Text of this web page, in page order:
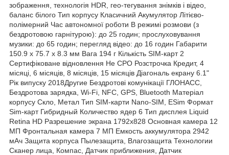
зображення, технологія HDR, гео-тегування знімків і відео,
баланс білого Тип корпусу Класичний Акумулятор Літієво-
полімерний Час автономної роботи В режимі розмови (з
бездротовою гарнітурою): до 25 годин; прослуховування
музики: до 65 годин; перегляд відео: до 16 годин Габарити
150.9 x 75.7 x 8.3 мм Вага 194 г Кількість SIM-карт 2
Сертифіковане відновлення Не CPO Розстрочка Кредит, 4
місяці, 6 місяців, 8 місяців, 15 місяців Діагональ екрану 6.1"
Рік випуску 2018Другие Бездротові комунікації ГЛОНАСС,
Бездротова зарядка, Wi-Fi, NFC, GPS, Bluetooth Матеріал
корпусу Скло, Метал Тип SIM-карти Nano-SIM, ESim Формат
Sim-карт Гибридный Количество ядер 6 Тип дисплея Liquid
Retina HD Разрешение экрана 1792x828 Основная камера 12
МП Фронтальная камера 7 МП Емкость аккумулятора 2942
мАч Защита корпуса Пылезащита, Влагозащита Технологии
Сканер лица, Компас, Датчик приближения, Датчик